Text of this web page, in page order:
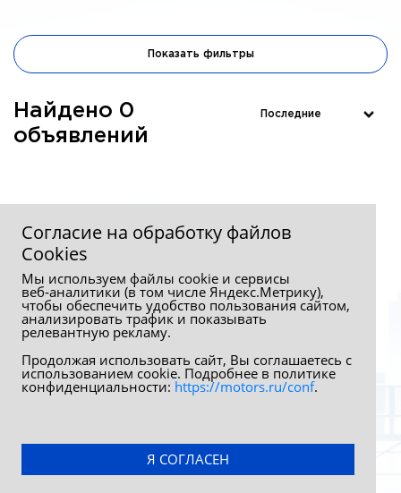
Показать фильтры
Найдено 0
объявлений
Согласие на обработку файлов
Сookies
Мы используем файлы cookie и сервисы
веб‑аналитики (в том числе Яндекс.Метрику),
чтобы обеспечить удобство пользования сайтом,
анализировать трафик и показывать
релевантную рекламу.
Продолжая использовать сайт, Вы соглашаетесь с
использованием cookie. Подробнее в политике
конфиденциальности: https://motors.ru/conf.
Я СОГЛАСЕН